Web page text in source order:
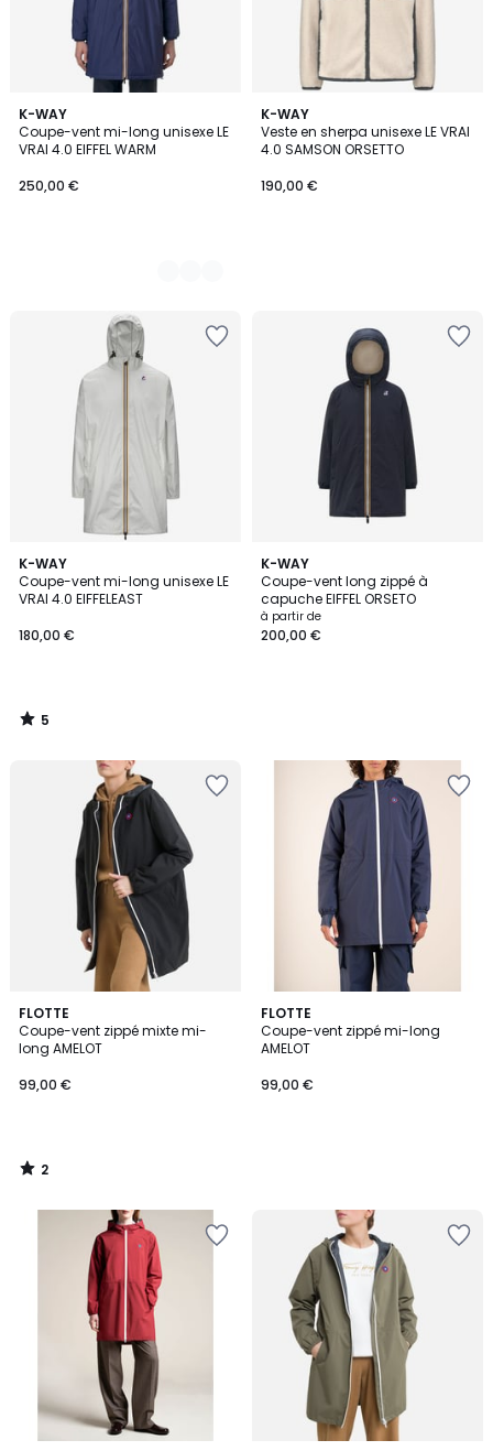
K-WAY
Coupe-vent mi-long unisexe LE
VRAI 4.0 EIFFEL WARM
250,00 €
2
Couleurs
K-WAY
Veste en sherpa unisexe LE VRAI
4.0 SAMSON ORSETTO
190,00 €
K-WAY
Coupe-vent mi-long unisexe LE
VRAI 4.0 EIFFELEAST
180,00 €
5
/
5
5
/
K-WAY
Coupe-vent long zippé à
capuche EIFFEL ORSETO
à partir de
200,00 €
FLOTTE
Coupe-vent zippé mixte mi-
long AMELOT
99,00 €
2
/
5
2
/
FLOTTE
Coupe-vent zippé mi-long
AMELOT
99,00 €